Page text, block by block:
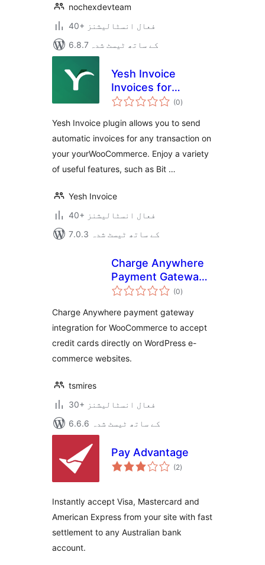
nochexdevteam
40+ فعال انسٹالیشنز
6.8.7 کے ساتھ ٹیسٹ شدہ
Yesh Invoice
Invoices for
WooCommerce
(0مجموعی
درجہ
)
Yesh Invoice plugin allows you to send
automatic invoices for any transaction on
your yourWooCommerce. Enjoy a variety
of useful features, such as Bit …
Yesh Invoice
40+ فعال انسٹالیشنز
7.0.3 کے ساتھ ٹیسٹ شدہ
Charge Anywhere
Payment Gateway
for WooCommerce
(0مجموعی
درجہ
)
Charge Anywhere payment gateway
integration for WooCommerce to accept
credit cards directly on WordPress e-
commerce websites.
tsmires
30+ فعال انسٹالیشنز
6.6.6 کے ساتھ ٹیسٹ شدہ
Pay Advantage
(2مجموعی
درجہ
)
Instantly accept Visa, Mastercard and
American Express from your site with fast
settlement to any Australian bank
account.